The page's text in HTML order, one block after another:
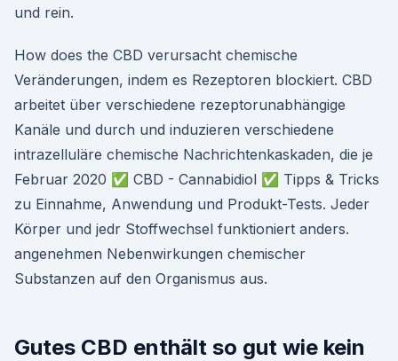
und rein.
How does the CBD verursacht chemische
Veränderungen, indem es Rezeptoren blockiert. CBD
arbeitet über verschiedene rezeptorunabhängige
Kanäle und durch und induzieren verschiedene
intrazelluläre chemische Nachrichtenkaskaden, die je
Februar 2020 ✅ CBD - Cannabidiol ✅ Tipps & Tricks
zu Einnahme, Anwendung und Produkt-Tests. Jeder
Körper und jedr Stoffwechsel funktioniert anders.
angenehmen Nebenwirkungen chemischer
Substanzen auf den Organismus aus.
Gutes CBD enthält so gut wie kein